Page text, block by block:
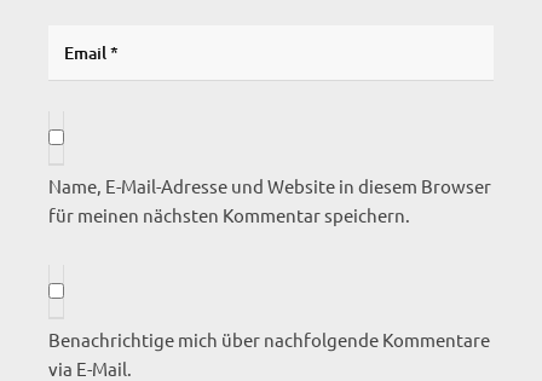
Name, E-Mail-Adresse und Website in diesem Browser
für meinen nächsten Kommentar speichern.
Benachrichtige mich über nachfolgende Kommentare
via E-Mail.